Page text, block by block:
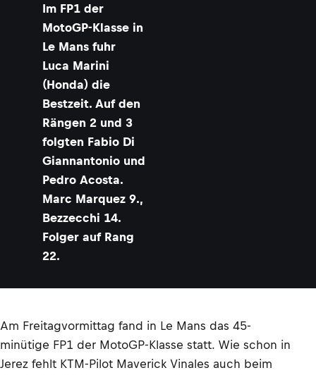
Im FP1 der
MotoGP-Klasse in
Le Mans fuhr
Luca Marini
(Honda) die
Bestzeit. Auf den
Rängen 2 und 3
folgten Fabio Di
Giannantonio und
Pedro Acosta.
Marc Marquez 9.,
Bezzecchi 14.
Folger auf Rang
22.
Am Freitagvormittag fand in Le Mans das 45-
minütige FP1 der MotoGP-Klasse statt. Wie schon in
Jerez fehlt KTM-Pilot Maverick Vinales auch beim